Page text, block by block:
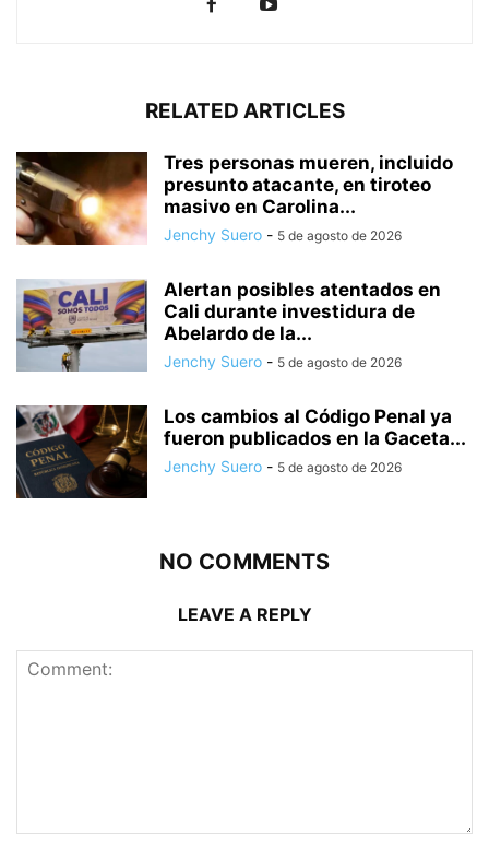
RELATED ARTICLES
Tres personas mueren, incluido
presunto atacante, en tiroteo
masivo en Carolina...
Jenchy Suero - 5 de agosto de 2026
Alertan posibles atentados en
Cali durante investidura de
Abelardo de la...
Jenchy Suero - 5 de agosto de 2026
Los cambios al Código Penal ya
fueron publicados en la Gaceta...
Jenchy Suero - 5 de agosto de 2026
NO COMMENTS
LEAVE A REPLY